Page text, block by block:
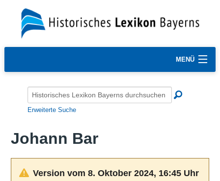
MENÜ
Erweiterte Suche
Johann Bar
Version vom 8. Oktober 2024, 16:45 Uhr